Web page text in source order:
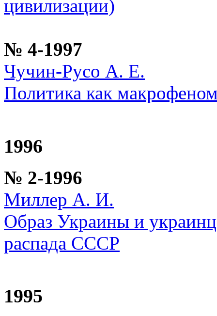
цивилизации)
№ 4-1997
Чучин-Русо А. Е.
Политика как
1996
№ 2-1996
Миллер А. И.
Образ Украины и
распада СССР
1995